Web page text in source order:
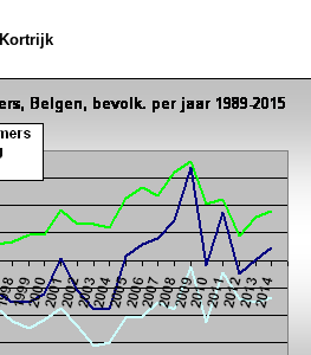
Kortrijk